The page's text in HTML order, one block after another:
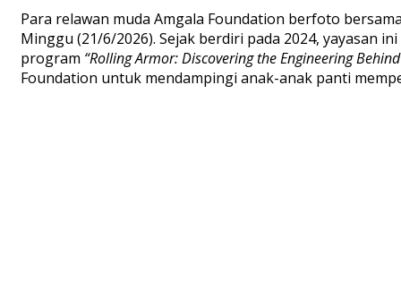
Para relawan muda Amgala Foundation berfoto
Minggu (21/6/2026). Sejak berdiri pada 2024, yayasan
program “Rolling Armor: Discovering the Engineering
Foundation untuk mendampingi anak-anak panti